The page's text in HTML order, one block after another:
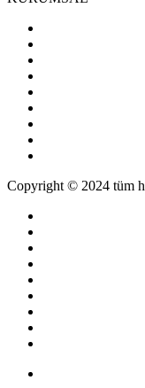
Copyright © 2024 tüm